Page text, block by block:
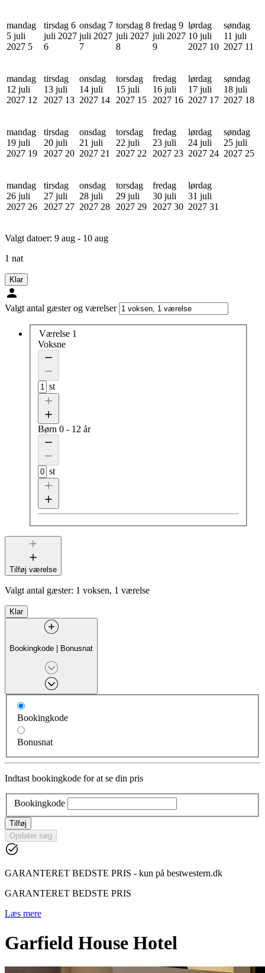
mandag
5 juli
2027 5
tirsdag 6
juli 2027
6
onsdag 7
juli 2027
7
torsdag 8
juli 2027
8
fredag 9
juli 2027
9
lørdag
10 juli
2027 10
søndag
11 juli
2027 11
mandag
12 juli
2027 12
tirsdag
13 juli
2027 13
onsdag
14 juli
2027 14
torsdag
15 juli
2027 15
fredag
16 juli
2027 16
lørdag
17 juli
2027 17
søndag
18 juli
2027 18
mandag
19 juli
2027 19
tirsdag
20 juli
2027 20
onsdag
21 juli
2027 21
torsdag
22 juli
2027 22
fredag
23 juli
2027 23
lørdag
24 juli
2027 24
søndag
25 juli
2027 25
mandag
26 juli
2027 26
tirsdag
27 juli
2027 27
onsdag
28 juli
2027 28
torsdag
29 juli
2027 29
fredag
30 juli
2027 30
lørdag
31 juli
2027 31
Valgt datoer: 9 aug - 10 aug
1 nat
Klar
Valgt antal gæster og værelser
Værelse 1
Voksne
st
Børn 0 - 12 år
st
Tilføj værelse
Valgt antal gæster: 1 voksen, 1 værelse
Klar
Bookingkode | Bonusnat
Bookingkode
Bonusnat
Indtast bookingkode for at se din pris
Bookingkode
Tilføj
Opdater søg
GARANTERET BEDSTE PRIS - kun på bestwestern.dk
GARANTERET BEDSTE PRIS
Læs mere
Garfield House Hotel